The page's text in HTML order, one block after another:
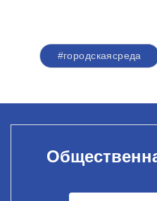
#городскаясреда